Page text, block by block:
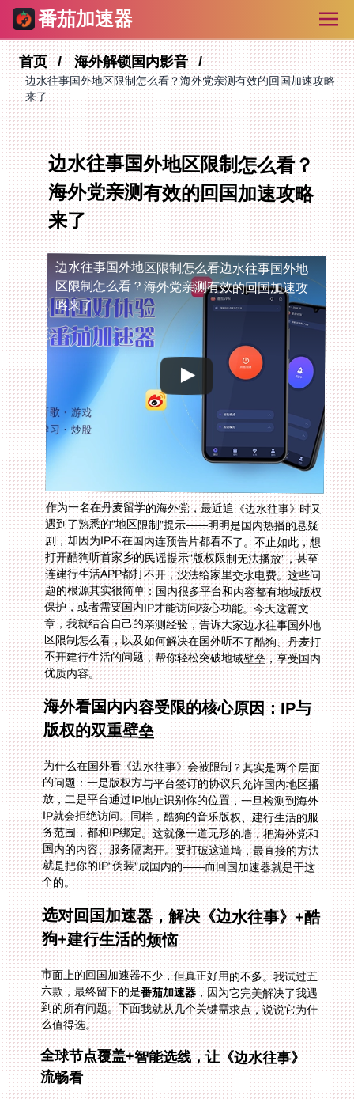
番茄加速器
首页 海外解锁国内影音
边水往事国外地区限制怎么看？海外党亲测有效的回国加速攻略
来了
边水往事国外地区限制怎么看？
海外党亲测有效的回国加速攻略
来了
边水往事国外地区限制怎么看边水往事国外地
区限制怎么看？海外党亲测有效的回国加速攻
略来了
作为一名在丹麦留学的海外党，最近追《边水往事》时又
遇到了熟悉的“地区限制”提示——明明是国内热播的悬疑
剧，却因为IP不在国内连预告片都看不了。不止如此，想
打开酷狗听首家乡的民谣提示“版权限制无法播放”，甚至
连建行生活APP都打不开，没法给家里交水电费。这些问
题的根源其实很简单：国内很多平台和内容都有地域版权
保护，或者需要国内IP才能访问核心功能。今天这篇文
章，我就结合自己的亲测经验，告诉大家边水往事国外地
区限制怎么看，以及如何解决在国外听不了酷狗、丹麦打
不开建行生活的问题，帮你轻松突破地域壁垒，享受国内
优质内容。
海外看国内内容受限的核心原因：IP与
版权的双重壁垒
为什么在国外看《边水往事》会被限制？其实是两个层面
的问题：一是版权方与平台签订的协议只允许国内地区播
放，二是平台通过IP地址识别你的位置，一旦检测到海外
IP就会拒绝访问。同样，酷狗的音乐版权、建行生活的服
务范围，都和IP绑定。这就像一道无形的墙，把海外党和
国内的内容、服务隔离开。要打破这道墙，最直接的方法
就是把你的IP“伪装”成国内的——而回国加速器就是干这
个的。
选对回国加速器，解决《边水往事》+酷
狗+建行生活的烦恼
市面上的回国加速器不少，但真正好用的不多。我试过五
六款，最终留下的是番茄加速器，因为它完美解决了我遇
到的所有问题。下面我就从几个关键需求点，说说它为什
么值得选。
全球节点覆盖+智能选线，让《边水往事》
流畅看